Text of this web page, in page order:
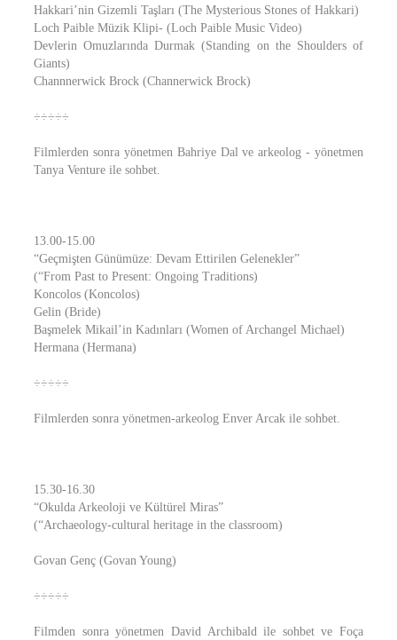
Hakkari’nin Gizemli Taşları (The Mysterious Stones of Hakkari)
Loch Paible Müzik Klipi- (Loch Paible Music Video)
Devlerin Omuzlarında Durmak (Standing on the Shoulders of
Giants)
Channnerwick Brock (Channerwick Brock)
÷÷÷÷÷
Filmlerden sonra yönetmen Bahriye Dal ve arkeolog - yönetmen
Tanya Venture ile sohbet.
13.00-15.00
“Geçmişten Günümüze: Devam Ettirilen Gelenekler”
(“From Past to Present: Ongoing Traditions)
Koncolos (Koncolos)
Gelin (Bride)
Başmelek Mikail’in Kadınları (Women of Archangel Michael)
Hermana (Hermana)
÷÷÷÷÷
Filmlerden sonra yönetmen-arkeolog Enver Arcak ile sohbet.
15.30-16.30
“Okulda Arkeoloji ve Kültürel Miras”
(“Archaeology-cultural heritage in the classroom)
Govan Genç (Govan Young)
÷÷÷÷÷
Filmden sonra yönetmen David Archibald ile sohbet ve Foça